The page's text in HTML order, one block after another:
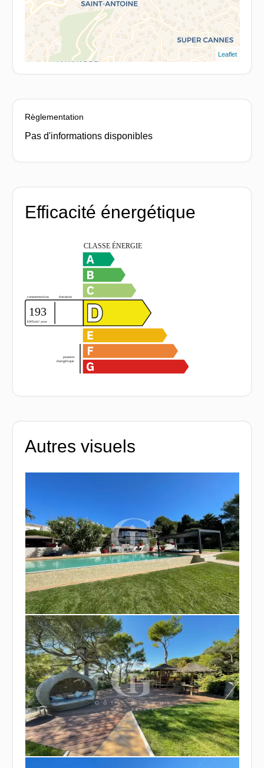
Leaflet
Règlementation
Pas d'informations disponibles
Efficacité énergétique
Autres visuels